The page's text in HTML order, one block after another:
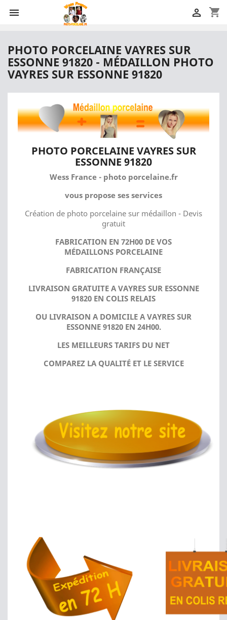
 shopping_cart

PHOTO PORCELAINE VAYRES SUR
ESSONNE 91820 - MÉDAILLON PHOTO
VAYRES SUR ESSONNE 91820
PHOTO PORCELAINE VAYRES SUR
ESSONNE 91820
Wess France - photo porcelaine.fr
vous propose ses services
Création de photo porcelaine sur médaillon - Devis
gratuit
FABRICATION EN 72H00 DE VOS
MÉDAILLONS PORCELAINE
FABRICATION FRANÇAISE
LIVRAISON GRATUITE A VAYRES SUR ESSONNE
91820 EN COLIS RELAIS
OU LIVRAISON A DOMICILE A VAYRES SUR
ESSONNE 91820 EN 24H00.
LES MEILLEURS TARIFS DU NET
COMPAREZ LA QUALITÉ ET LE SERVICE